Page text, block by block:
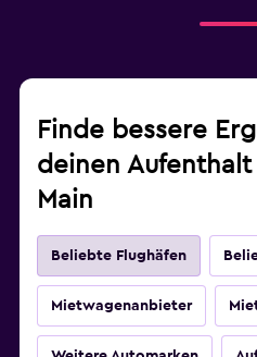
Finde bessere
deinen
Main
Beliebte Flughäfen
Mietwagenanbieter